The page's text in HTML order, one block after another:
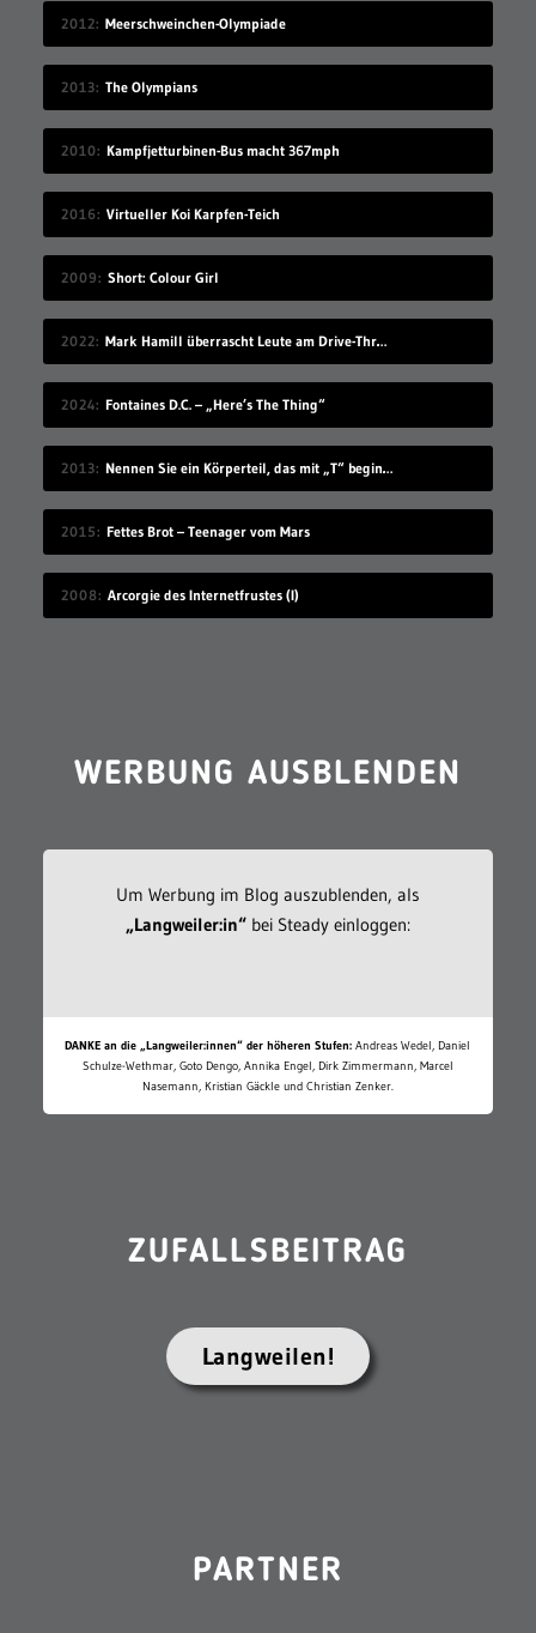
2012 Meerschweinchen-Olympiade
2013 The Olympians
2010 Kampfjetturbinen-Bus macht 367mph
2016 Virtueller Koi Karpfen-Teich
2009 Short: Colour Girl
2022 Mark Hamill überrascht Leute am Drive-Thru-Schalter
2024 Fontaines D.C. – „Here’s The Thing“
2013 Nennen Sie ein Körperteil, das mit „T“ beginnt
2015 Fettes Brot – Teenager vom Mars
2008 Arcorgie des Internetfrustes (I)
WERBUNG AUSBLENDEN
Um Werbung im Blog auszublenden, als
„Langweiler:in“bei Steady einloggen:
DANKE an die „Langweiler:innen“ der höheren Stufen: Andreas Wedel, Daniel
Schulze-Wethmar, Goto Dengo, Annika Engel, Dirk Zimmermann, Marcel
Nasemann, Kristian Gäckle und Christian Zenker.
ZUFALLSBEITRAG
Langweilen!
PARTNER